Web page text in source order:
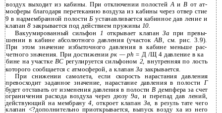
воздух выходит из кабины. При отключении полостейАиВот ат­
мосферы благодаря перетеканию воздуха из кабины через отвер­ стие
9 в надмембранной полостиБустанавливается кабинное дав­ ление и
клапан8 закрывается под действием пружины 10.
Вакуумированный сильфон 1 открывает клапанЗа при превы­
шении в кабине абсолютного давления (участокАВ, см. рис. 3.9).
При этом значение избыточного давления в кабине меньше рас­
четного значения. При достижениирк — ph = Д /Щ 4 давление в ка­
бине на участкеВС регулируется сильфоном 2,внутренняя по­ лость
которого сообщается с атмосферой, а клапанЗа закрывается.
При снижении самолета, если скорость нарастания давления
превосходит заданное значение, нарастание давления в полости Г
будет отставать от изменения давления в полостиВдемпфера за счет
ограничения расхода воздуха через дюзу9а,и перепад дав­ лений,
действующий на мембрану4,откроет клапан Зв, в резуль­ тате чего
клапан <?дополнительно приоткрывается, выпуск возду­ ха из него